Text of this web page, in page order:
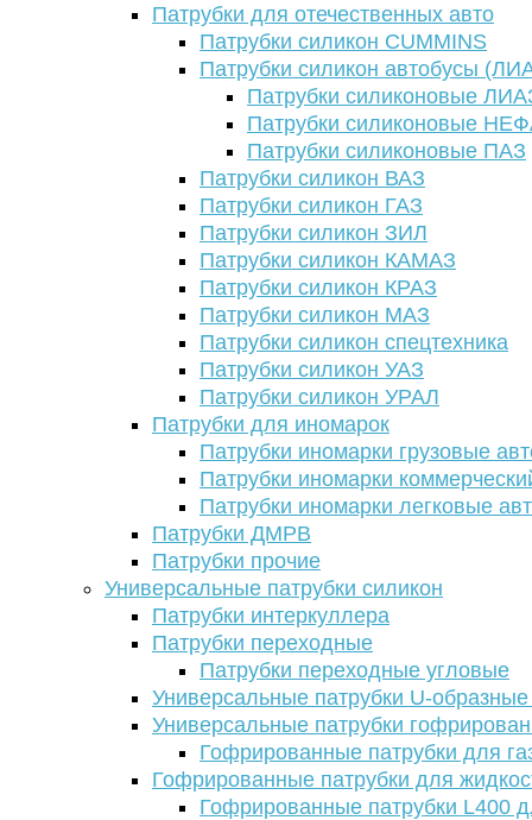
Патрубки для отечественных авто
Патрубки силикон CUMMINS
Патрубки силикон автобусы
Патрубки силиконовые
Патрубки силиконовые
Патрубки силиконовые ПАЗ
Патрубки силикон ВАЗ
Патрубки силикон ГАЗ
Патрубки силикон ЗИЛ
Патрубки силикон КАМАЗ
Патрубки силикон КРАЗ
Патрубки силикон МАЗ
Патрубки силикон спецтехника
Патрубки силикон УАЗ
Патрубки силикон УРАЛ
Патрубки для иномарок
Патрубки иномарки грузовые
Патрубки иномарки
Патрубки иномарки легковые
Патрубки ДМРВ
Патрубки прочие
Универсальные патрубки силикон
Патрубки интеркуллера
Патрубки переходные
Патрубки переходные угловые
Универсальные патрубки U-
Универсальные патрубки
Гофрированные патрубки для
Гофрированные патрубки для
Гофрированные патрубки L400